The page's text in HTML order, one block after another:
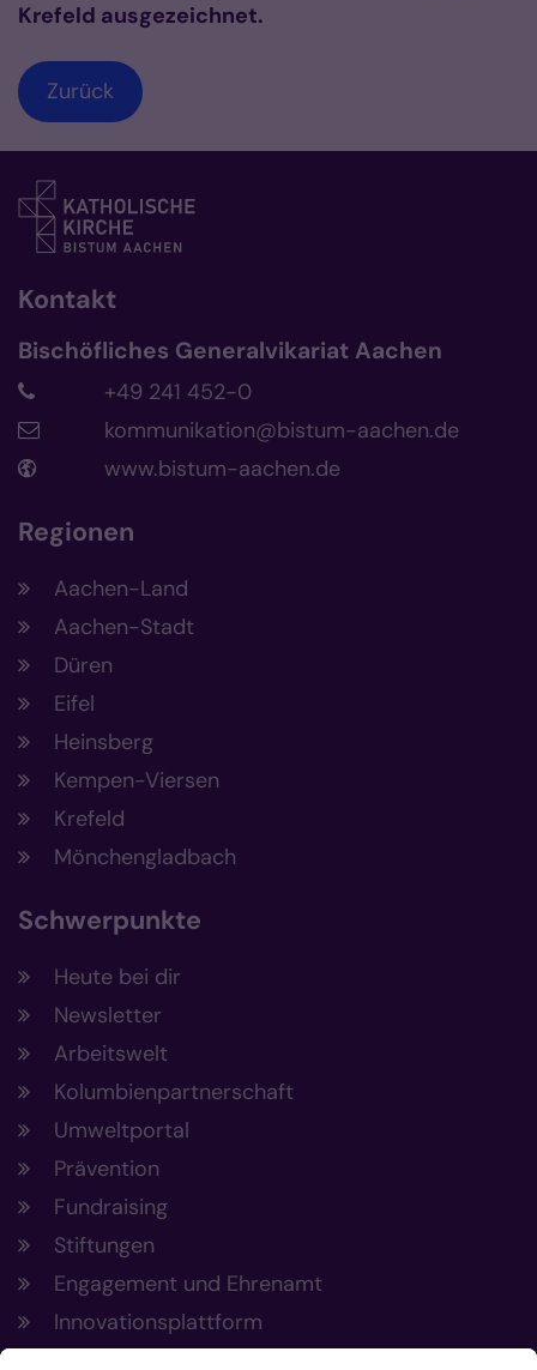
Krefeld ausgezeichnet.
Zurück
Kontakt
Bischöfliches Generalvikariat Aachen
+49 241 452-0
kommunikation@bistum-aachen.de
www.bistum-aachen.de
Regionen
Aachen-Land
Aachen-Stadt
Düren
Eifel
Heinsberg
Kempen-Viersen
Krefeld
Mönchengladbach
Schwerpunkte
Heute bei dir
Newsletter
Arbeitswelt
Kolumbienpartnerschaft
Umweltportal
Prävention
Fundraising
Stiftungen
Engagement und Ehrenamt
Innovationsplattform